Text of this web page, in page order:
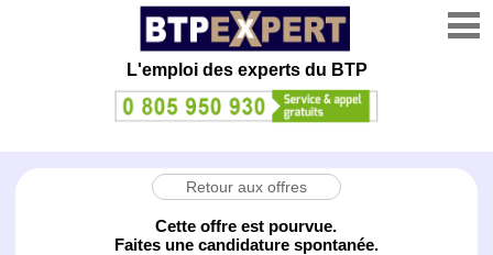
L'emploi des experts du BTP
Retour aux offres
Cette offre est pourvue.
Faites une candidature spontanée.